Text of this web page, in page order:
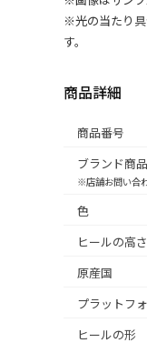
※光の当たり
す。
商品詳細
商品番号
ブランド商
※店舗お問い合
色
ヒールの高さ
原産国
プラットフ
ヒールの形